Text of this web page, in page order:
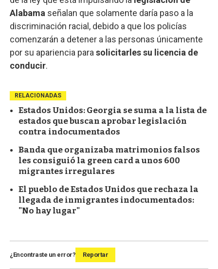
Alabama señalan que solamente daría paso a la
discriminación racial, debido a que los policías
comenzarán a detener a las personas únicamente
por su apariencia para solicitarles su licencia de
conducir.
RELACIONADAS
Estados Unidos: Georgia se suma a la lista de
estados que buscan aprobar legislación
contra indocumentados
Banda que organizaba matrimonios falsos
les consiguió la green card a unos 600
migrantes irregulares
El pueblo de Estados Unidos que rechaza la
llegada de inmigrantes indocumentados:
"No hay lugar"
¿Encontraste un error? Reportar